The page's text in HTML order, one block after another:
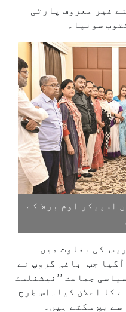
غیر معروف پارٹی
سونپا۔
اسپیکر اوم برلا کے
کی بغاوت میں
جب باغی گروپ نے
جماعت ’’نیشنلسٹ
کا اعلان کیا۔اس طرح
بچ سکتے ہیں۔